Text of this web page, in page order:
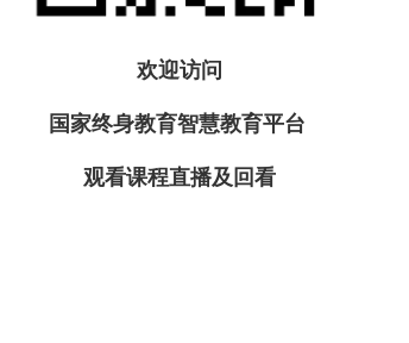
欢迎访问
国家终身教育智慧教育平台
观看课程直播及回看